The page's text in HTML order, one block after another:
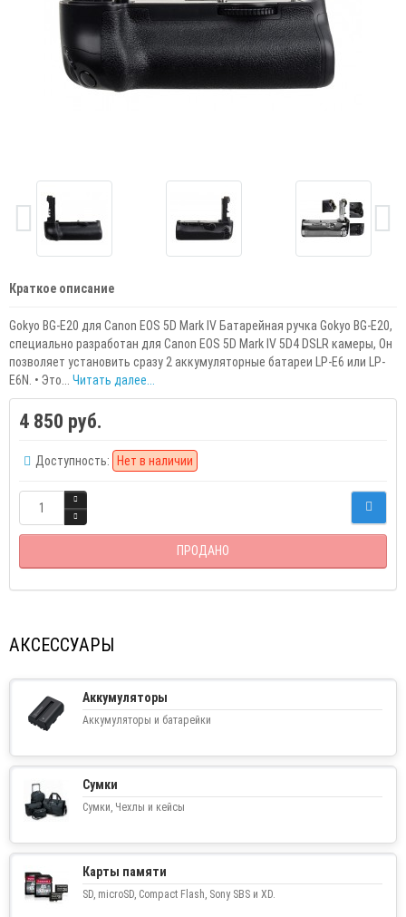
Краткое описание
Gokyo BG-E20 для Canon EOS 5D Mark IV Батарейная ручка Gokyo BG-E20,
специально разработан для Canon EOS 5D Mark IV 5D4 DSLR камеры, Он
позволяет установить сразу 2 аккумуляторные батареи LP-E6 или LP-
E6N. • Это... Читать далее...
4 850 руб.
Доступность: Нет в наличии
ПРОДАНО
АКСЕССУАРЫ
Аккумуляторы
Аккумуляторы и батарейки
Сумки
Сумки, Чехлы и кейсы
Карты памяти
SD, microSD, Compact Flash, Sony SBS и XD.